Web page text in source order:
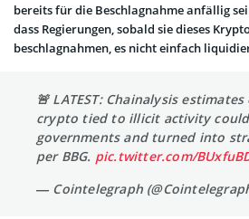
bereits für die Beschlagnahme anfällig
dass Regierungen, sobald sie dieses
beschlagnahmen, es nicht einfach
🚨 LATEST: Chainalysis
crypto tied to illicit activity
governments and turned into
per BBG. pic.twitter.com/
— Cointelegraph